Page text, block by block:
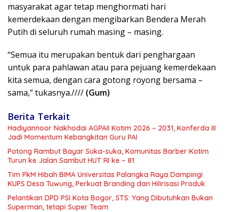
masyarakat agar tetap menghormati hari
kemerdekaan dengan mengibarkan Bendera Merah
Putih di seluruh rumah masing – masing.
“Semua itu merupakan bentuk dari penghargaan
untuk para pahlawan atau para pejuang kemerdekaan
kita semua, dengan cara gotong royong bersama –
sama,” tukasnya.//// (Gum)
Berita Terkait
Hadiyannoor Nakhodai AGPAII Kotim 2026 – 2031, Konferda III
Jadi Momentum Kebangkitan Guru PAI
Potong Rambut Bayar Suka-suka, Komunitas Barber Kotim
Turun ke Jalan Sambut HUT RI ke – 81
Tim PkM Hibah BIMA Universitas Palangka Raya Dampingi
KUPS Desa Tuwung, Perkuat Branding dan Hilirisasi Produk
Pelantikan DPD PSI Kota Bogor, STS: Yang Dibutuhkan Bukan
Superman, tetapi Super Team